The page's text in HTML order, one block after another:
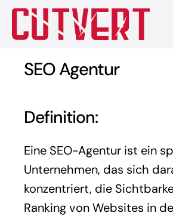
Zum
Inhalt
Referenzen
Blog
SEO Agentur
Definition:
Eine SEO-Agentur ist ein
Unternehmen, das sich
konzentriert, die
Ranking von Websites in